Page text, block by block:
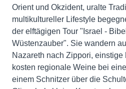
Orient und Okzident, uralte
multikultureller Lifestyle
der elftägigen Tour "Israel -
Wüstenzauber". Sie wandern
Nazareth nach Zippori, einstige
kosten regionale Weine bei
einem Schnitzer über die